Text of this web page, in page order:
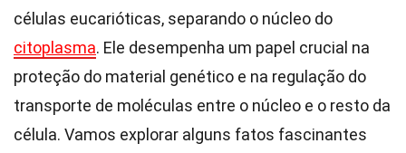
células eucarióticas, separando o núcleo do
citoplasma. Ele desempenha um papel crucial na
proteção do material genético e na regulação do
transporte de moléculas entre o núcleo e o resto da
célula. Vamos explorar alguns fatos fascinantes